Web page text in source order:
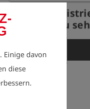
Einige davon
diese
lock
Jetzt
Preise zu
1